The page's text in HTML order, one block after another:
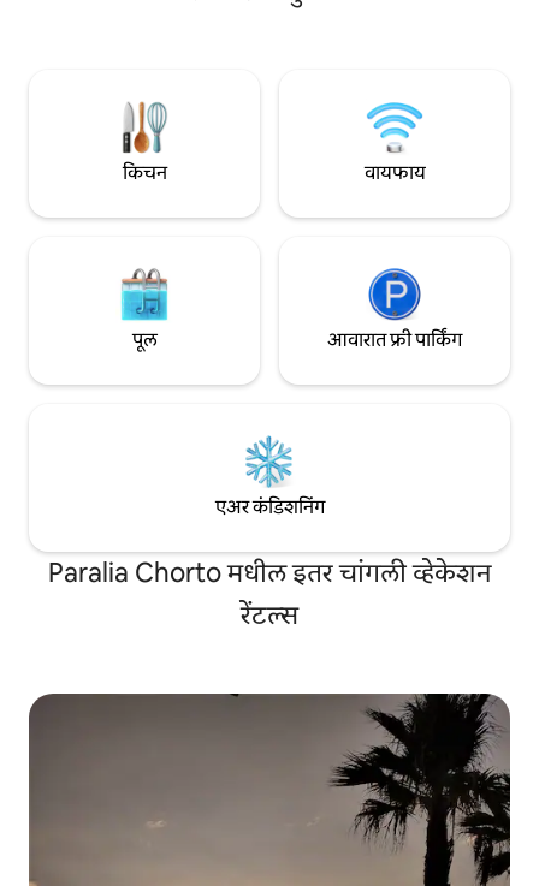
लहान उपसागरात मिलिना गावापासून 5 किमी
किचन वायफाय
पूल आवारात फ्री पार्किंग
एअर कंडिशनिंग
Paralia Chorto मधील इतर चांगली व्हेकेशन
रेंटल्स